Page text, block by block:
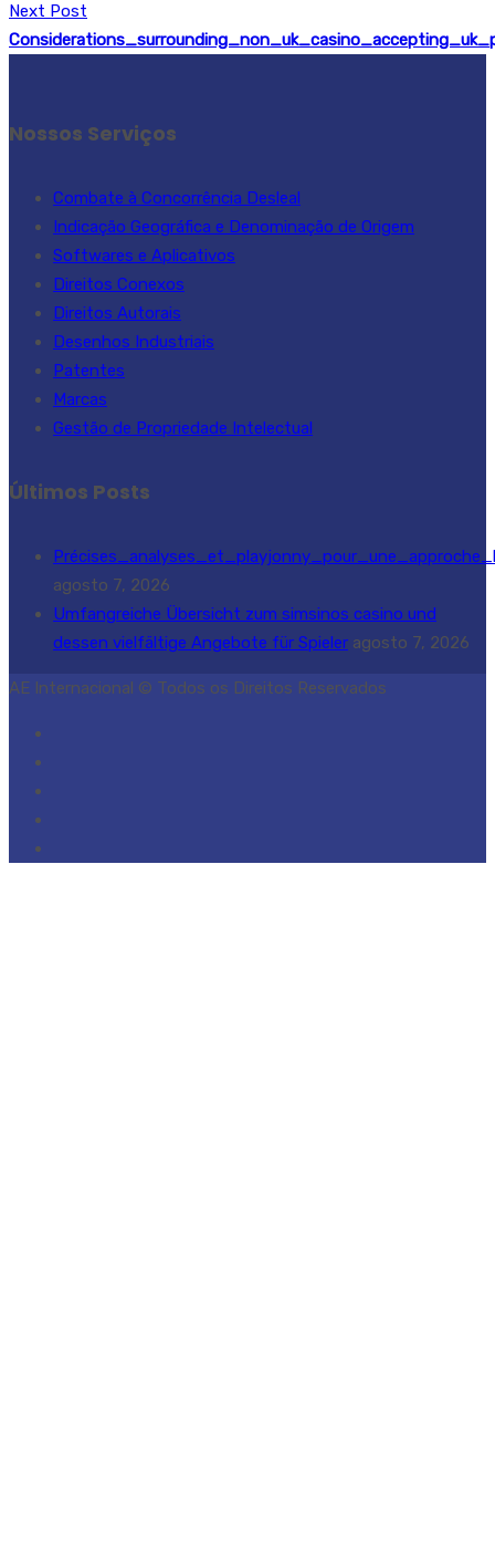
Next Post
Nossos Serviços
Combate à Concorrência Desleal
Indicação Geográfica e Denominação de Origem
Softwares e Aplicativos
Direitos Conexos
Direitos Autorais
Desenhos Industriais
Patentes
Marcas
Gestão de Propriedade Intelectual
Últimos Posts
agosto 7, 2026
Umfangreiche Übersicht zum simsinos casino und
dessen vielfältige Angebote für Spieler agosto 7, 2026
AE Internacional © Todos os Direitos Reservados